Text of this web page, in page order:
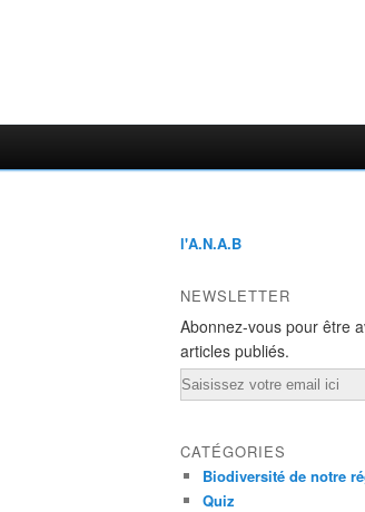
l'A.N.A.B
NEWSLETTER
Abonnez-vous pour être
articles publiés.
Email
CATÉGORIES
Biodiversité de notre
Quiz